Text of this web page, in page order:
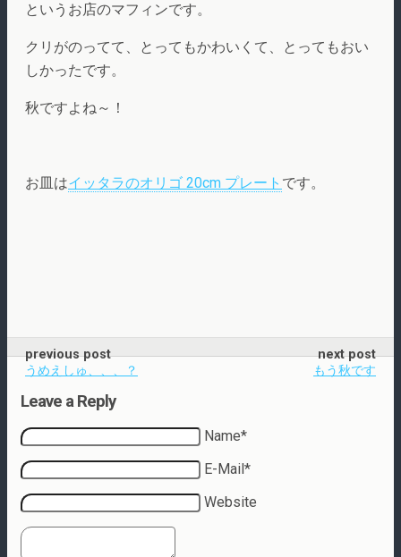
というお店のマフィンです。
クリがのってて、とってもかわいくて、とってもおい
しかったです。
秋ですよね～！
お皿はイッタラのオリゴ 20cm プレート です。
previous post
うめえしゅ、、、？
next post
もう秋です
Leave a Reply
Name*
E-Mail*
Website